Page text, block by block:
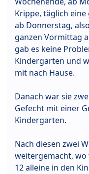
Krippe, täglich eine
ab Donnerstag,
ganzen Vormittag
gab es keine
Kindergarten und
mit nach Hause.
Danach war sie
Gefecht mit einer
Kindergarten.
Nach diesen zwei
weitergemacht,
12 alleine in den